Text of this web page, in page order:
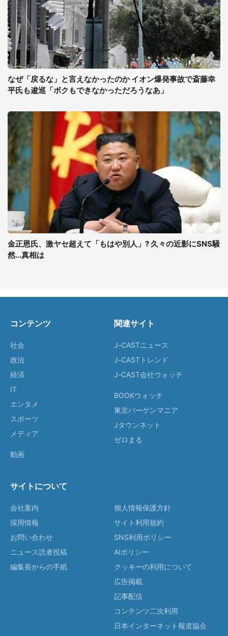
なぜ「戻るな」と言えなかったのか イオン爆発事故で斎藤幸
平氏も逡巡「ボクもできなかっただろうなあ」
金正恩氏、激ヤセ超えて「もはや別人」? 久々の近影にSNS騒
然...真相は
コンテンツ
社会
政治
経済
IT
エンタメ
スポーツ
メディア
動画
関連サイト
J-CASTニュース
J-CASTトレンド
J-CAST会社ウォッチ
BOOKウォッチ
東京バーゲンマニア
Jタウンネット
ゼロまる
サイトについて
会社案内
採用情報
お問い合わせ
ニュース読者投稿
編集長からの手紙
個人情報保護方針
サイト利用規約
SNS利用ポリシー
AIポリシー
クッキーの利用について
広告掲載
記事配信
コンテンツ二次利用
日本インターネット報道協会